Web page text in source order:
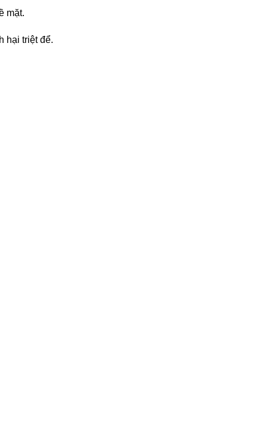
mặt.
hại triệt để.